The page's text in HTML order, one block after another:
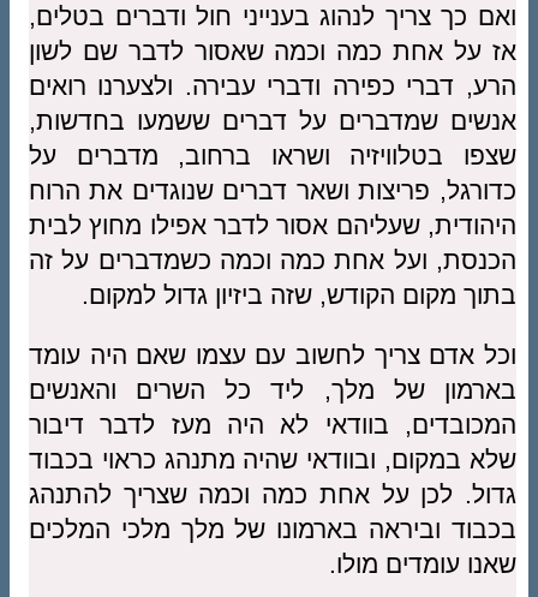
ואם כך צריך לנהוג בענייני חול ודברים בטלים,
אז על אחת כמה וכמה שאסור לדבר שם לשון
הרע, דברי כפירה ודברי עבירה. ולצערנו רואים
אנשים שמדברים על דברים ששמעו בחדשות,
שצפו בטלוויזיה ושראו ברחוב, מדברים על
כדורגל, פריצות ושאר דברים שנוגדים את הרוח
היהודית, שעליהם אסור לדבר אפילו מחוץ לבית
הכנסת, ועל אחת כמה וכמה כשמדברים על זה
בתוך מקום הקודש, שזה ביזיון גדול למקום.
וכל אדם צריך לחשוב עם עצמו שאם היה עומד
בארמון של מלך, ליד כל השרים והאנשים
המכובדים, בוודאי לא היה מעז לדבר דיבור
שלא במקום, ובוודאי שהיה מתנהג כראוי בכבוד
גדול. לכן על אחת כמה וכמה שצריך להתנהג
בכבוד וביראה בארמונו של מלך מלכי המלכים
שאנו עומדים מולו.